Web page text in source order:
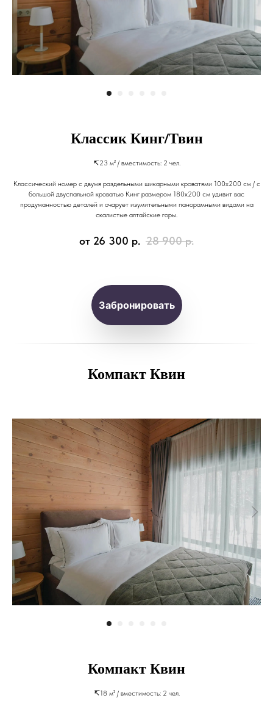
Классик Кинг/Твин
↸23 м² / вместимость: 2 чел.
Классический номер с двумя раздельными шикарными кроватями 100x200 см / с
большой двуспальной кроватью Кинг размером 180x200 см удивит вас
продуманностью деталей и очарует изумительными панорамными видами на
скалистые алтайские горы.
от 26 300 р. 28 900 р.
Забронировать
Компакт Квин
Компакт Квин
↸18 м² / вместимость: 2 чел.